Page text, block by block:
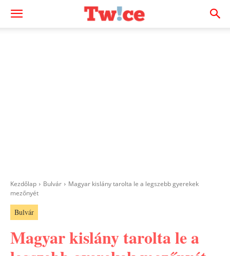
Kezdőlap Bulvár
Magyar kislány tarolta le a legszebb gyerekek
mezőnyét
Bulvár
Magyar kislány tarolta le a